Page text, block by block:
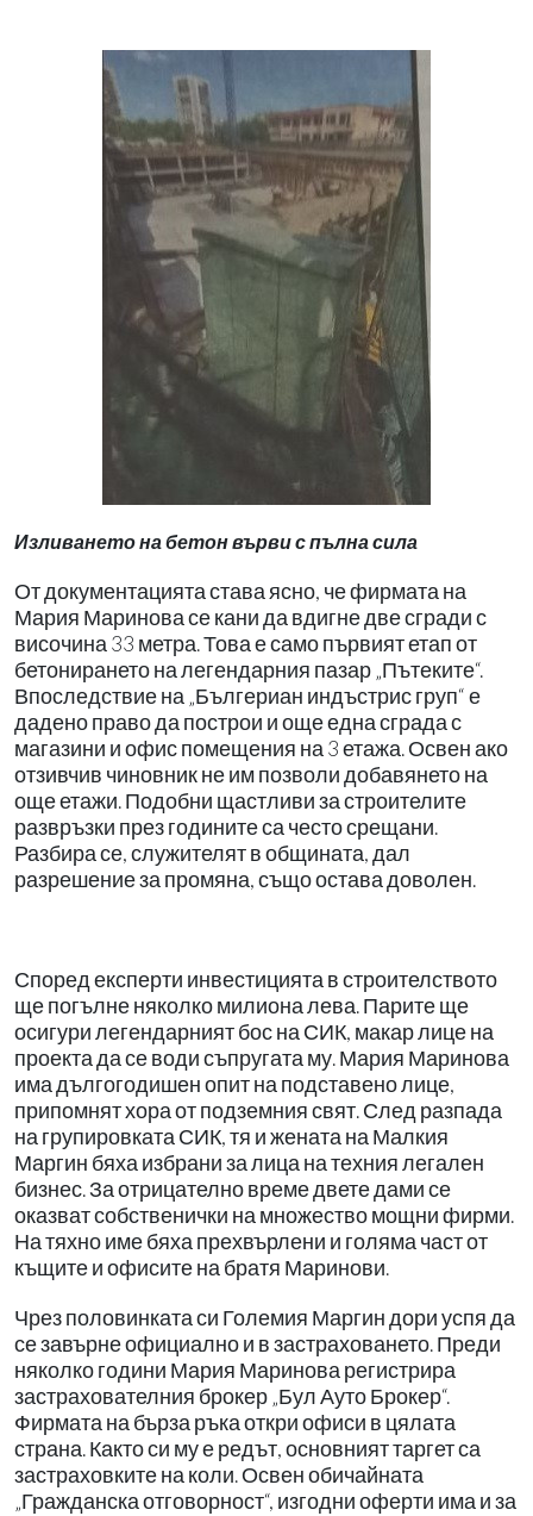
Изливането на бетон върви с пълна сила
От документацията става ясно, че фирмата на
Мария Маринова се кани да вдигне две сгради с
височина 33 метра. Това е самопървият етап от
бетонирането на легендарния пазар „Пътеките“.
Впоследствиена „Бългериан индъстрисгруп“ е
дадено право да построи и още една сградас
магазини и офис помещения на 3 етажа. Освен ако
отзивчив чиновник не импозволи добавянето на
ощеетажи. Подобни щастливиза строителите
развръзки през годините са честосрещани.
Разбира се, служителят в общината, дал
разрешение за промяна,също остава доволен.
Според експерти инвестицията в строителството
ще погълне няколко милиона лева. Парите ще
осигури легендарният бос на СИК, макар лице на
проекта да се води съпругата му. Мария Маринова
има дългогодишен опит на подставено лице,
припомнят хора от подземния свят. След разпада
на групировката СИК, тя и жената на Малкия
Маргин бяха избрани за лица на техния легален
бизнес. За отрицателно време двете дами се
оказват собственички на множество мощни фирми.
На тяхно име бяха прехвърлени и голяма част от
къщите и офиситена братя Маринови.
Чрез половинката си Големия Маргин дори успя да
се завърне официално и в застраховането. Преди
няколко години Мария Маринова регистрира
застрахователния брокер „Бул Ауто Брокер“.
Фирмата на бърза ръка откри офиси в цялата
страна. Както си му е редът, основният таргет са
застраховките на коли. Освен обичайната
„Гражданска отговорност“, изгодни оферти има и за